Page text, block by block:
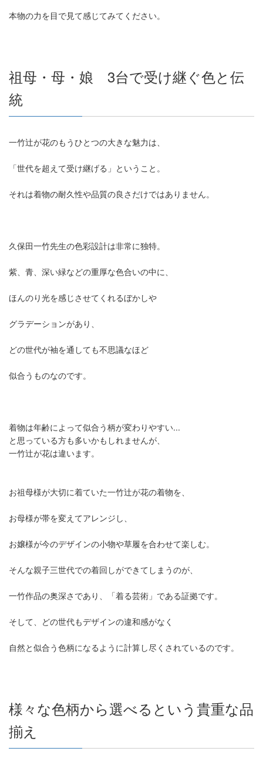
本物の力を目で見て感じてみてください。
祖母・母・娘 3台で受け継ぐ色と伝
統
一竹辻が花のもうひとつの大きな魅力は、
「世代を超えて受け継げる」ということ。
それは着物の耐久性や品質の良さだけではありません。
久保田一竹先生の色彩設計は非常に独特。
紫、青、深い緑などの重厚な色合いの中に、
ほんのり光を感じさせてくれるぼかしや
グラデーションがあり、
どの世代が袖を通しても不思議なほど
似合うものなのです。
着物は年齢によって似合う柄が変わりやすい...
と思っている方も多いかもしれませんが、
一竹辻が花は違います。
お祖母様が大切に着ていた一竹辻が花の着物を、
お母様が帯を変えてアレンジし、
お嬢様が今のデザインの小物や草履を合わせて楽しむ。
そんな親子三世代での着回しができてしまうのが、
一竹作品の奥深さであり、「着る芸術」である証拠です。
そして、どの世代もデザインの違和感がなく
自然と似合う色柄になるように計算し尽くされているのです。
様々な色柄から選べるという貴重な品
揃え